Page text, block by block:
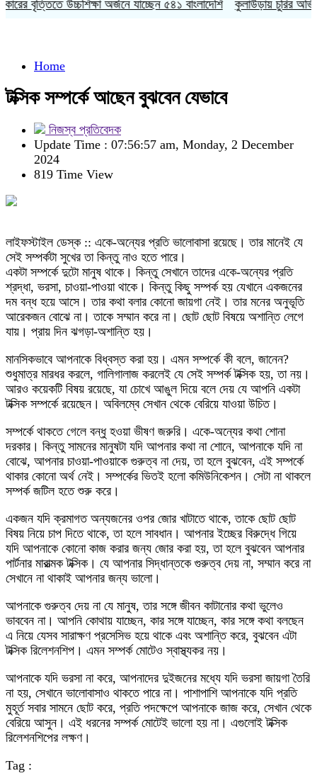
বৃত্তিতে উচ্চশিক্ষা অর্জনে যাচ্ছেন ৫৪১ বাংলাদেশি কুলাউড়ায় চুরির
Home
টক্সিক সম্পর্কে আছেন বুঝবেন যেভাবে
নিজস্ব প্রতিবেদক
Update Time : 07:56:57 am, Monday, 2 December
2024
819 Time View
লাইফস্টাইল ডেস্ক :: একে-অন্যের প্রতি ভালোবাসা রয়েছে। তার মানেই যে
সেই সম্পর্কটা সুখের তা কিন্তু নাও হতে পারে।
একটা সম্পর্কে দুটো মানুষ থাকে। কিন্তু সেখানে তাদের একে-অন্যের প্রতি
শ্রদ্ধা, ভরসা, চাওয়া-পাওয়া থাকে। কিন্তু কিছু সম্পর্ক হয় যেখানে একজনের
দম বন্ধ হয়ে আসে। তার কথা বলার কোনো জায়গা নেই। তার মনের অনুভূতি
আরেকজন বোঝে না। তাকে সম্মান করে না। ছোট ছোট বিষয়ে অশান্তি লেগে
যায়। প্রায় দিন ঝগড়া-অশান্তি হয়।
মানসিকভাবে আপনাকে বিধ্বস্ত করা হয়। এমন সম্পর্কে কী বলে, জানেন?
শুধুমাত্র মারধর করলে, গালিগালাজ করলেই যে সেই সম্পর্ক টক্সিক হয়, তা নয়।
আরও কয়েকটি বিষয় রয়েছে, যা চোখে আঙুল দিয়ে বলে দেয় যে আপনি একটা
টক্সিক সম্পর্কে রয়েছেন। অবিলম্বে সেখান থেকে বেরিয়ে যাওয়া উচিত।
সম্পর্কে থাকতে গেলে বন্ধু হওয়া ভীষণ জরুরি। একে-অন্যের কথা শোনা
দরকার। কিন্তু সামনের মানুষটা যদি আপনার কথা না শোনে, আপনাকে যদি না
বোঝে, আপনার চাওয়া-পাওয়াকে গুরুত্ব না দেয়, তা হলে বুঝবেন, এই সম্পর্কে
থাকার কোনো অর্থ নেই। সম্পর্কের ভিতই হলো কমিউনিকেশন। সেটা না থাকলে
সম্পর্ক জটিল হতে শুরু করে।
একজন যদি ক্রমাগত অন্যজনের ওপর জোর খাটাতে থাকে, তাকে ছোট ছোট
বিষয় নিয়ে চাপ দিতে থাকে, তা হলে সাবধান। আপনার ইচ্ছের বিরুদ্ধে গিয়ে
যদি আপনাকে কোনো কাজ করার জন্য জোর করা হয়, তা হলে বুঝবেন আপনার
পার্টনার মারাত্মক টক্সিক। যে আপনার সিদ্ধান্তকে গুরুত্ব দেয় না, সম্মান করে না
সেখানে না থাকাই আপনার জন্য ভালো।
আপনাকে গুরুত্ব দেয় না যে মানুষ, তার সঙ্গে জীবন কাটানোর কথা ভুলেও
ভাববেন না। আপনি কোথায় যাচ্ছেন, কার সঙ্গে যাচ্ছেন, কার সঙ্গে কথা বলছেন
এ নিয়ে যেসব সারাক্ষণ প্রসেসিভ হয়ে থাকে এবং অশান্তি করে, বুঝবেন এটা
টক্সিক রিলেশনশিপ। এমন সম্পর্ক মোটেও স্বাস্থ্যকর নয়।
আপনাকে যদি ভরসা না করে, আপনাদের দুইজনের মধ্যে যদি ভরসা জায়গা তৈরি
না হয়, সেখানে ভালোবাসাও থাকতে পারে না। পাশাপাশি আপনাকে যদি প্রতি
মুহূর্ত সবার সামনে ছোট করে, প্রতি পদক্ষেপে আপনাকে জাজ করে, সেখান থেকে
বেরিয়ে আসুন। এই ধরনের সম্পর্ক মোটেই ভালো হয় না। এগুলোই টক্সিক
রিলেশনশিপের লক্ষণ।
Tag :